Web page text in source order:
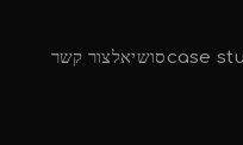
caseסושיאלצור קשר